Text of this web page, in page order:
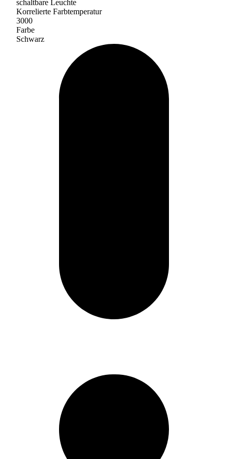
schaltbare Leuchte
Korrelierte Farbtemperatur
3000
Farbe
Schwarz